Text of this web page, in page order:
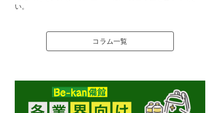
い。
コラム一覧